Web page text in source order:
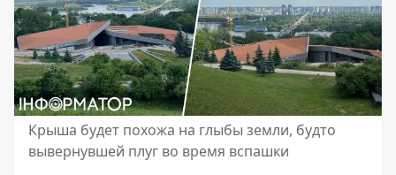
Крыша будет похожа на глыбы земли, будто
вывернувшей плуг во время вспашки